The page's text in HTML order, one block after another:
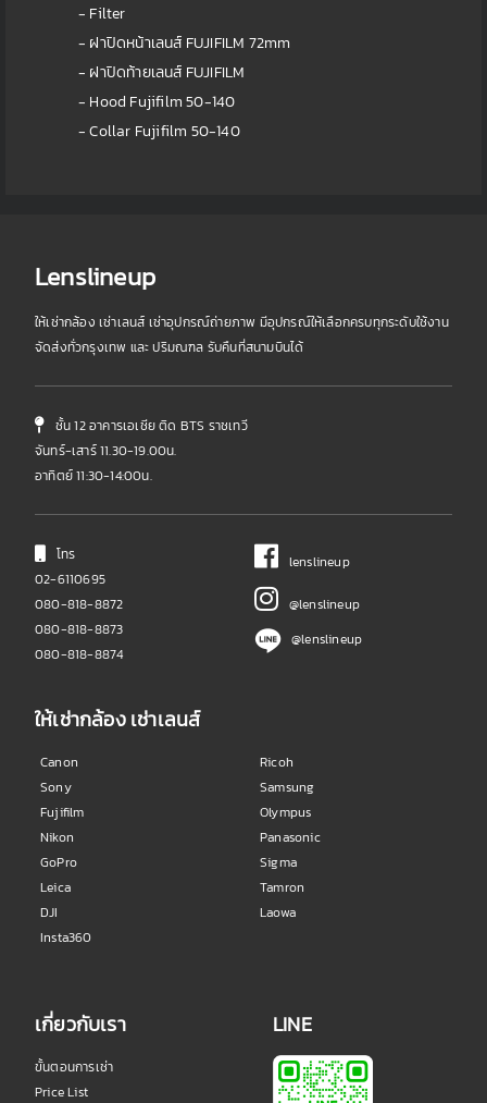
- Filter
- ฝาปิดหน้าเลนส์ FUJIFILM 72mm
- ฝาปิดท้ายเลนส์ FUJIFILM
- Hood Fujifilm 50-140
- Collar Fujifilm 50-140
Lenslineup
ให้เช่ากล้อง เช่าเลนส์ เช่าอุปกรณ์ถ่ายภาพ มีอุปกรณ์ให้เลือกครบทุกระดับใช้งาน
จัดส่งทั่วกรุงเทพ และ ปริมณฑล รับคืนที่สนามบินได้
ชั้น 12 อาคารเอเชีย ติด BTS ราชเทวี
จันทร์-เสาร์ 11.30-19.00น.
อาทิตย์ 11:30-14:00น.
โทร
02-6110695
080-818-8872
080-818-8873
080-818-8874
lenslineup
@lenslineup
@lenslineup
ให้เช่ากล้อง เช่าเลนส์
Canon
Sony
Fujifilm
Nikon
GoPro
Leica
DJI
Insta360
Ricoh
Samsung
Olympus
Panasonic
Sigma
Tamron
Laowa
เกี่ยวกับเรา
ขั้นตอนการเช่า
Price List
LINE